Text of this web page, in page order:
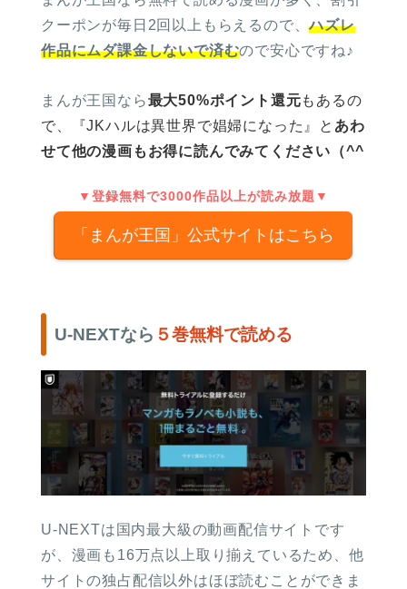
クーポンが毎日2回以上もらえるので、ハズレ
作品にムダ課金しないで済むので安心ですね♪
まんが王国なら最大50%ポイント還元もあるの
で、
『JKハルは異世界で娼婦になった』と あわ
せて他の漫画もお得に読んでみてください（^^
▼登録無料で3000作品以上が読み放題▼
「まんが王国」公式サイトはこちら
U-NEXTなら ５巻無料で読める
U-NEXTは国内最大級の動画配信サイトです
が、漫画も16万点以上取り揃えているため、他
サイトの独占配信以外はほぼ読むことができま